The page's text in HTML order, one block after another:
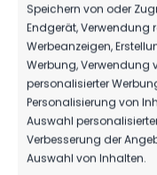
Speichern von oder
Endgerät, Verwendung
Werbeanzeigen,
Werbung, Verwendung
personalisierter
Personalisierung von
Auswahl
Verbesserung der
Auswahl von Inhalten.
FSV „Glückauf“ Brieske/​
Senftenberg vs FSV 63
Luckenwalde II
22. April 2023
Ähnlicher Beitrag
FSV “Glückauf” Brieske/​
Senftenberg vs FSV 63
Luckenwalde II